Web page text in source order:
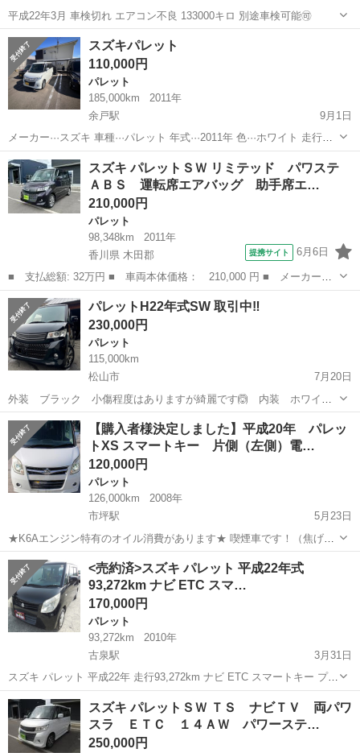
平成22年3月 車検切れ エアコン不良 133000キロ 別途車検可能🉑
愛媛 四国中央市 パレット
スズキパレット
110,000円
パレット
185,000km
2011年
余戸駅
9月1日
メーカー···スズキ 車種···パレット 年式···2011年 色···ホワイト 走行距
離···185000km 修復歴···修復歴なし 車検有効期限 年···2027 月···5 ボデ
ィタイプ···軽自動車 燃料種別···...
愛媛 松山市 余戸駅 パレット スズキパレット
スズキ パレットＳＷ リミテッド パワステ
ＡＢＳ 運転席エアバッグ 助手席エ…
210,000円
パレット
98,348km
2011年
香川県 木田郡
提携サイト 6月6日
■ 支払総額: 32万円 ■ 車両本体価格： 210,000 円 ■ メーカー
名： スズキ ■ 車種名： パレットＳＷ ■ グレード名： リミテ
ッド パワステ ＡＢＳ 運転席エアバッグ 助手席エアバッグ サ
イドエアバッグ ...
香川 木田郡 パレット
パレットH22年式SW 取引中‼️
230,000円
パレット
115,000km
松山市
7月20日
外装 ブラック 小傷程度はありますが綺麗です🙆 内装 ホワイト
レザーシートカバー付きBluetooth付き 社外フロントグリル エンジ
ン、エアコン、CVT、足回り正常です👌現車確認希望の方は気軽にご
連絡ください🤲スマートキー...
愛媛 松山市 パレット 車両
【購入者様決定しました】平成20年 パレッ
トXS スマートキー 片側（左側）電…
120,000円
パレット
126,000km
2008年
市坪駅
5月23日
★K6Aエンジン特有のオイル消費があります★ 喫煙車です！（焦げは
なかったと思いますがタバコの臭いはあります） CD.MDデッキ（動作
確認しておりません） 車検令和9年4月まで。 2WD、4速オートマ
（CVTではないです）...
愛媛 松山市 市坪駅 パレット 車両
<売約済>スズキ パレット 平成22年式
93,272km ナビ ETC スマ…
170,000円
パレット
93,272km
2010年
古泉駅
3月31日
スズキ パレット 平成22年 走行93,272km ナビ ETC スマートキー プッ
シュスタート 車検無し 車検受け渡し可(別途要費用) 格安出品のため、
3Nでお願い致します。 現車確認可能です お問...
愛媛 伊予郡 古泉駅 パレット スマート
スズキ パレットＳＷ ＴＳ ナビＴＶ 両パワ
スラ ＥＴＣ １４ＡＷ パワーステ…
250,000円